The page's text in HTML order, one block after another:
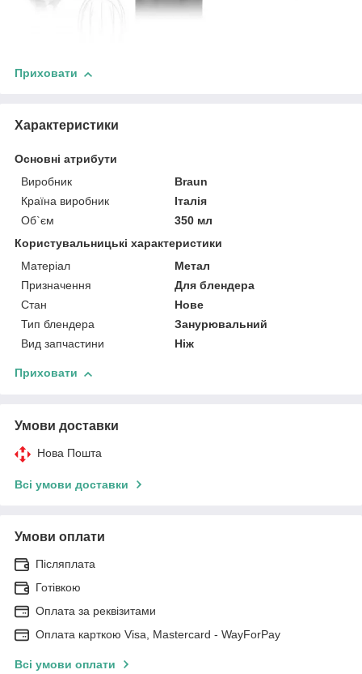
Приховати
Характеристики
Основні атрибути
Виробник
Braun
Країна виробник
Італія
Об`єм
350 мл
Користувальницькі характеристики
Матеріал
Метал
Призначення
Для блендера
Стан
Нове
Тип блендера
Занурювальний
Вид запчастини
Ніж
Приховати
Умови доставки
Нова Пошта
Всі умови доставки
Умови оплати
Післяплата
Готівкою
Оплата за реквізитами
Оплата карткою Visa, Mastercard - WayForPay
Всі умови оплати